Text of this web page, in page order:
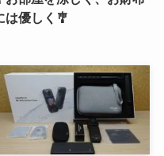
は優しく🎐